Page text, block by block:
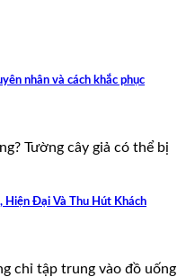
nhân và cách khắc phục
Tường cây giả có thể bị
Hiện Đại Và Thu Hút Khách
chỉ tập trung vào đồ uống